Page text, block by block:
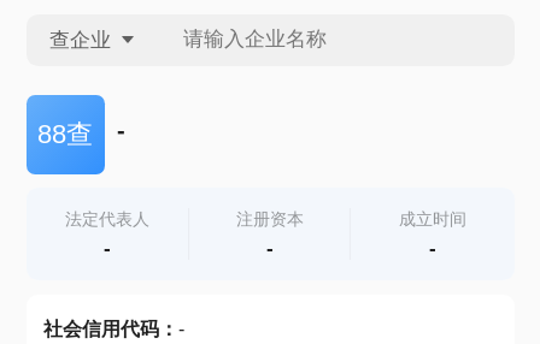
查企业
查企业
查产地
88查 -
法定代表人
-
注册资本
-
成立时间
-
社会信用代码： -